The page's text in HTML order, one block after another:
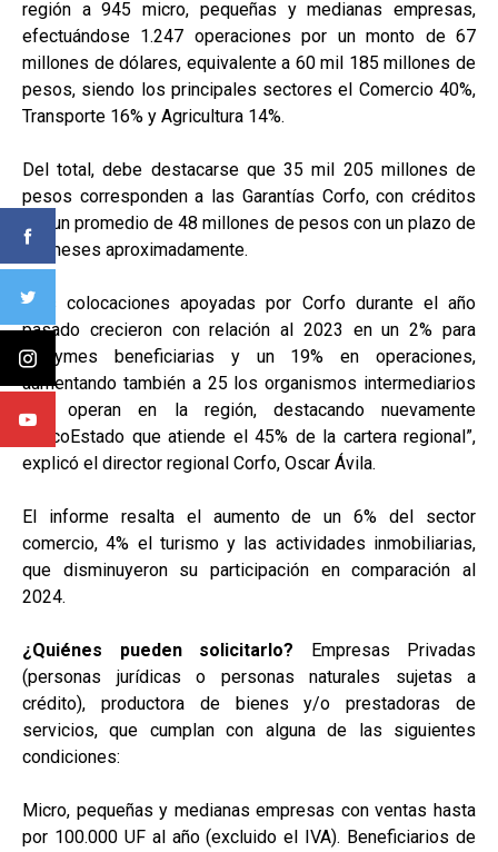
región a 945 micro, pequeñas y medianas empresas,
efectuándose 1.247 operaciones por un monto de 67
millones de dólares, equivalente a 60 mil 185 millones de
pesos, siendo los principales sectores el Comercio 40%,
Transporte 16% y Agricultura 14%.
Del total, debe destacarse que 35 mil 205 millones de
pesos corresponden a las Garantías Corfo, con créditos
por un promedio de 48 millones de pesos con un plazo de
31 meses aproximadamente.
“Las colocaciones apoyadas por Corfo durante el año
pasado crecieron con relación al 2023 en un 2% para
MiPymes beneficiarias y un 19% en operaciones,
aumentando también a 25 los organismos intermediarios
que operan en la región, destacando nuevamente
BancoEstado que atiende el 45% de la cartera regional”,
explicó el director regional Corfo, Oscar Ávila.
El informe resalta el aumento de un 6% del sector
comercio, 4% el turismo y las actividades inmobiliarias,
que disminuyeron su participación en comparación al
2024.
¿Quiénes pueden solicitarlo? Empresas Privadas
(personas jurídicas o personas naturales sujetas a
crédito), productora de bienes y/o prestadoras de
servicios, que cumplan con alguna de las siguientes
condiciones:
Micro, pequeñas y medianas empresas con ventas hasta
por 100.000 UF al año (excluido el IVA). Beneficiarios de